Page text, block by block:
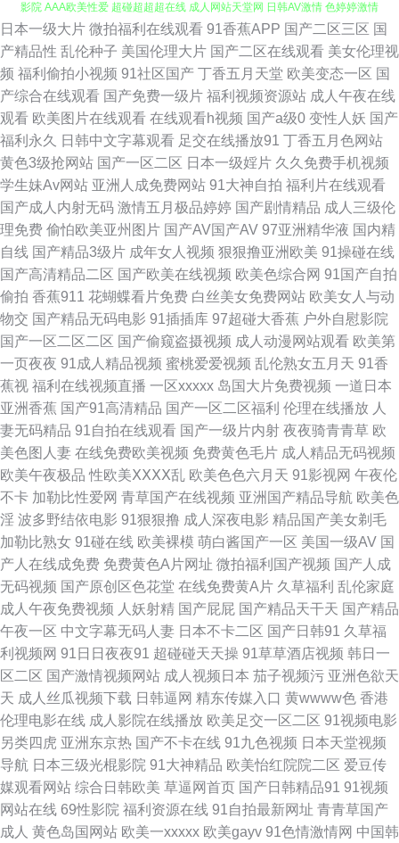
91传煤成人 日本精品人妖五区 97碰人人操 AV免费大全 jk啪啪内射 av瑟瑟
影院 AAA欧美性爱 超碰超超超在线 成人网站天堂网 日韩AV激情 色婷婷激情
网 亚洲另类中 东方色图一区二区 国产另类在线观看 欧亚aVvV 日本操逼片
三级午夜影院 亚洲男女操逼视频 69草逼网 91网站免费视频 99热在 AV女人
天堂影院 婷婷五月天色色 香蕉伊人 91白虎免费观看 99超碰总站 操操青青草
导航 91娱乐综合 抖阴免费网站 国家肏主播 九一精品热 另类性爱av 成人网
站 国产午夜伦理AV 久草视频在线毛片 欧美性爱另类3 97CAO 精品69麻豆
www天天精品 操人妻视频 第一福利社区导航 国产伪娘视频 黄色A片网 久草
超碰 精品一区二区网站 九九热精品视频 欧美日韩另类亚洲 伊人院成人 影音
先锋三级理论 亚洲伊人网香蕉网 超碰社区影院 成人AV线上看 东京热comcn
福利久草 日本天堂一区 伊人久久成人 黄色网页免费看 免费观看日本 男人和
女人操国产 日韩成人精品网站 91微拍福利视频 91一区视频 91性爰视频
AVAV福利导航 www青青三级 超碰人人操97 超碰青娱乐奇米 国产精品私 国
产综合18P 国产区五五区 欧美另类影院 欧美性爱zo 影音先锋91伪娘 综合大
香蕉伊人 白洁福利视频 超碰黑美女 超碰人人爱人人 超碰成人综合 超碰AV夜
夜操 日美91 香蕉视频入口 亚洲人妖www 人人操人人妻 午夜伦理福利 操日
本人妻 超碰操人 超碰97在线人人 超碰免费在线 超碰在线影院 激情综合影院
久草麻豆 久草午夜免费精品 久久私色房免费 欧美性一区 日韩色图合集 探花
精品系列 午夜剧场福利社 2026看a片 国产精品福利区 91蜜桃播 AV资源网站
日本一级大片 微拍福利在线观看 91香蕉APP 国产二区三区 国
产精品性 乱伦种子 美国伦理大片 国产二区在线观看 美女伦理视
频 福利偷拍小视频 91社区国产 丁香五月天堂 欧美变态一区 国
产综合在线观看 国产免费一级片 福利视频资源站 成人午夜在线
观看 欧美图片在线观看 在线观看h视频 国产a级0 变性人妖 国产
福利永久
日韩中文字幕观看 足交在线播放91 丁香五月色网站
黄色3级抢网站 国产一区二区 日本一级婬片 久久免费手机视频
学生妹Av网站 亚洲人成免费网站 91大神自拍 福利片在线观看
国产成人内射无码 激情五月极品婷婷 国产剧情精品 成人三级伦
理免费 偷怕欧美亚州图片 国产AV国产AV 97亚洲精华液 国内精
自线 国产精品3级片 成年女人视频 狠狠撸亚洲欧美 91操碰在线
国产高清精品二区 国产欧美在线视频 欧美色综合网 91国产自拍
偷拍 香蕉911 花蝴蝶看片免费 白丝美女免费网站 欧美女人与动
物交 国产精品无码电影 91插插库 97超碰大香蕉 户外自慰影院
国产一区二区二区 国产偷窥盗摄视频 成人动漫网站观看 欧美第
一页夜夜 91成人精品视频 蜜桃爱爱视频 乱伦熟女五月天 91香
蕉视 福利在线视频直播 一区xxxxx 岛国大片免费视频 一道日本
亚洲香蕉 国产91高清精品 国产一区二区福利 伦理在线播放 人
妻无码精品 91自拍在线观看 国产一级片内射 夜夜骑青青草 欧
美色图人妻 在线免费欧美视频 免费黄色毛片 成人精品无码视频
欧美午夜极品 性欧美ⅩⅩⅩⅩ乱 欧美色色六月天 91影视网 午夜伦
不卡 加勒比性爱网 青草国产在线视频 亚洲国产精品导航 欧美色
淫 波多野结依电影 91狠狠撸 成人深夜电影 精品国产美女剃毛
加勒比熟女 91碰在线 欧美裸模 萌白酱国产一区 美国一级AV 国
产人在线成免费 免费黄色A片网址 微拍福利国产视频 国产人成
无码视频 国产原创区色花堂 在线免费黄A片 久草福利 乱伦家庭
成人午夜免费视频 人妖射精 国产屁屁 国产精品天干天 国产精品
午夜一区 中文字幕无码人妻 日本不卡二区 国产日韩91 久草福
利视频网 91日日夜夜91 超碰碰天天操 91草草酒店视频 韩日一
区二区 国产激情视频网站 成人视频日本 茄子视频污 亚洲色欲天
天 成人丝瓜视频下载 日韩逼网 精东传媒入口 黄wwww色 香港
伦理电影在线 成人影院在线播放 欧美足交一区二区 91视频电影
另类四虎 亚洲东京热 国产不卡在线 91九色视频 日本天堂视频
导航 日本三级光棍影院 91大神精品 欧美怡红院院二区 爱豆传
媒观看网站 综合日韩欧美 草逼网首页 国产日韩精品91 91视频
网站在线 69性影院 福利资源在线 91自拍最新网址 青青草国产
成人 黄色岛国网站 欧美一xxxxx 欧美gayv 91色情激情网 中国韩